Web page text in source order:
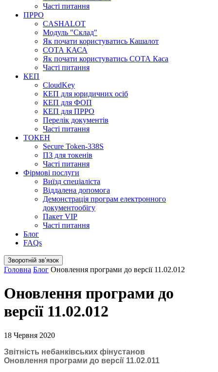
Часті питання
ПРРО
CASHALOT
Модуль "Склад"
Як почати користуватись Кашалот
СОТА КАСА
Як почати користуватись СОТА Каса
Часті питання
КЕП
CloudKey
КЕП для юридичних осіб
КЕП для ФОП
КЕП для ПРРО
Перелік документів
Часті питання
ТОКЕН
Secure Token-338S
ПЗ для токенів
Часті питання
Фірмові послуги
Виїзд спеціаліста
Віддалена допомога
Демонстрація програм електронного
документообігу
Пакет VIP
Часті питання
Блог
FAQs
Зворотній звʼязок
Головна Блог Оновлення програми до версії 11.02.012
Оновлення програми до
версії 11.02.012
18 Червня 2020
Звітність небанківських фінустанов
Оновлення програми до версії 11.02.011